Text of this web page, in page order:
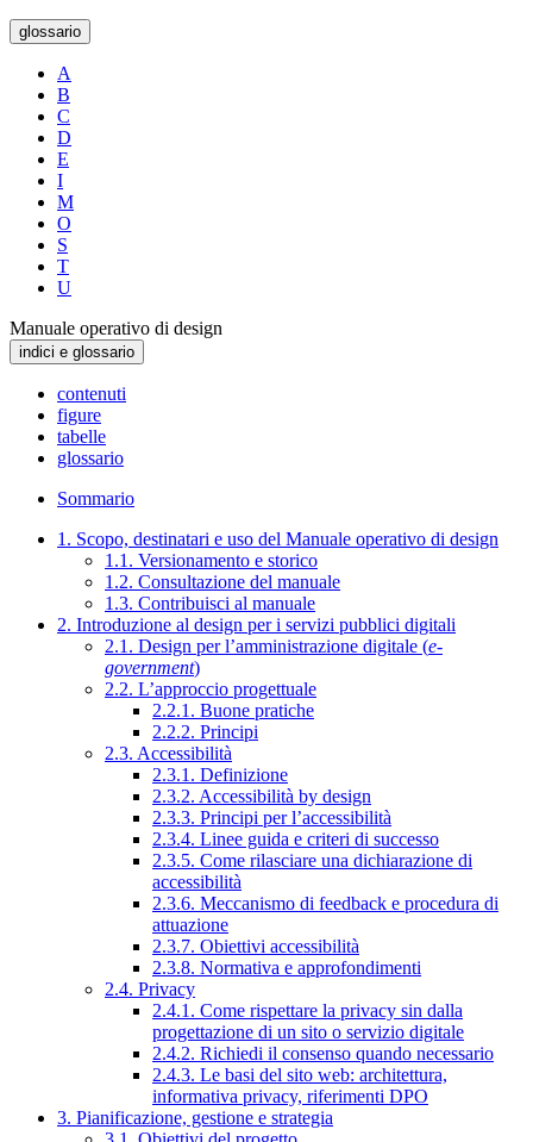
glossario
A
B
C
D
E
I
M
O
S
T
U
Manuale operativo di design
indici e glossario
contenuti
figure
tabelle
glossario
Sommario
1. Scopo, destinatari e uso del Manuale operativo di design
1.1. Versionamento e storico
1.2. Consultazione del manuale
1.3. Contribuisci al manuale
2. Introduzione al design per i servizi pubblici digitali
2.1. Design per l’amministrazione digitale (e-
government)
2.2. L’approccio progettuale
2.2.1. Buone pratiche
2.2.2. Principi
2.3. Accessibilità
2.3.1. Definizione
2.3.2. Accessibilità by design
2.3.3. Principi per l’accessibilità
2.3.4. Linee guida e criteri di successo
2.3.5. Come rilasciare una dichiarazione di
accessibilità
2.3.6. Meccanismo di feedback e procedura di
attuazione
2.3.7. Obiettivi accessibilità
2.3.8. Normativa e approfondimenti
2.4. Privacy
2.4.1. Come rispettare la privacy sin dalla
progettazione di un sito o servizio digitale
2.4.2. Richiedi il consenso quando necessario
2.4.3. Le basi del sito web: architettura,
informativa privacy, riferimenti DPO
3. Pianificazione, gestione e strategia